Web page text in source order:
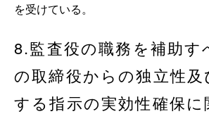
を受けている。
8.監査役の職務を補助す
の取締役からの独立性
する指示の実効性確保に